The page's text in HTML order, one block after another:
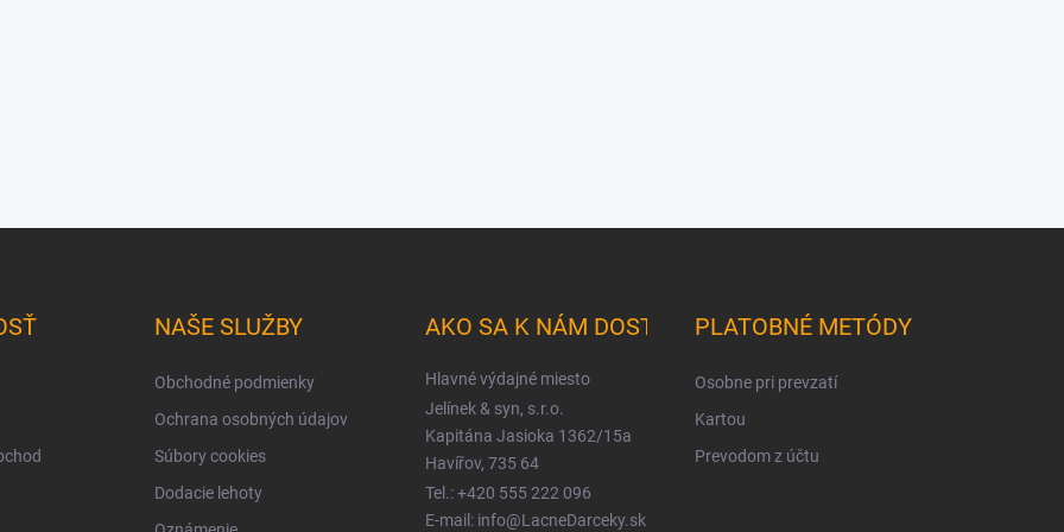
NAŠE SLUŽBY
Obchodné podmienky
Ochrana osobných údajov
Súbory cookies
Dodacie lehoty
AKO SA K NÁM DOSTANETE
Hlavné výdajné miesto
Jelínek & syn, s.r.o.
Kapitána Jasioka 1362/15a
Havířov, 735 64
Tel.: +420 555 222 096
E-mail: info@LacneDarceky.sk
PLATOBNÉ METÓDY
Osobne pri prevzatí
Kartou
Prevodom z účtu